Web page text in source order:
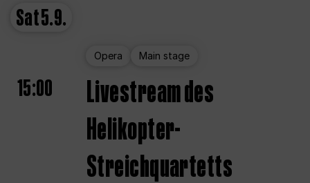
Sat5.9.
Opera Main stage
15:00
Livestream des
Helikopter-
Streichquartetts